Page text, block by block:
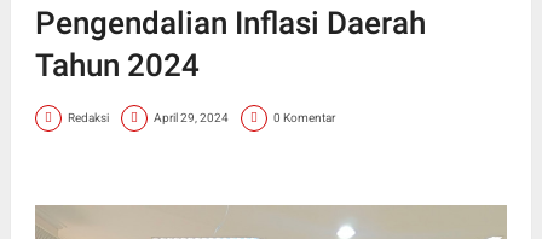
Pengendalian Inflasi Daerah
Tahun 2024
Redaksi April 29, 2024 0 Komentar